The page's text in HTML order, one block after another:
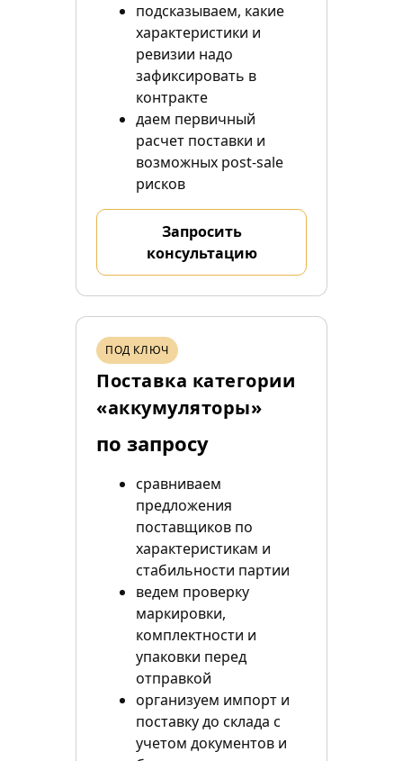
подсказываем, какие
характеристики и
ревизии надо
зафиксировать в
контракте
даем первичный
расчет поставки и
возможных post-sale
рисков
Запросить
консультацию
ПОД КЛЮЧ
Поставка категории
«аккумуляторы»
по запросу
сравниваем
предложения
поставщиков по
характеристикам и
стабильности партии
ведем проверку
маркировки,
комплектности и
упаковки перед
отправкой
организуем импорт и
поставку до склада с
учетом документов и